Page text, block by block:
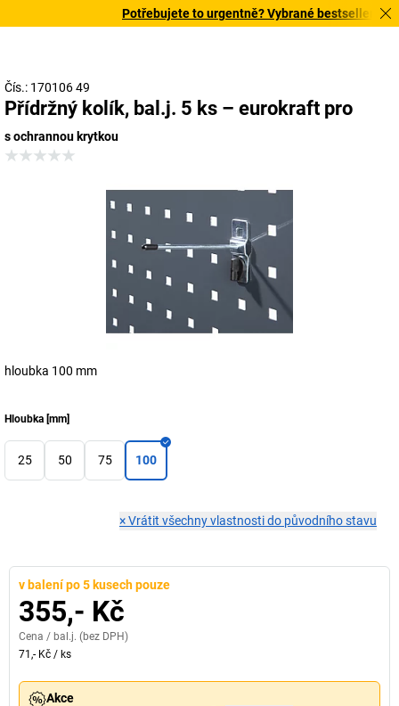
Potřebujete to urgentně? Vybrané bestsellery
Čís.: 170106 49
Přídržný kolík, bal.j. 5 ks – eurokraft pro
s ochrannou krytkou
hloubka 100 mm
Hloubka [mm]
25 50 75 100
×Vrátit všechny vlastnosti do původního stavu
v balení po 5 kusech pouze
355,- Kč
Cena / bal.j. (bez DPH)
71,- Kč / ks
Akce